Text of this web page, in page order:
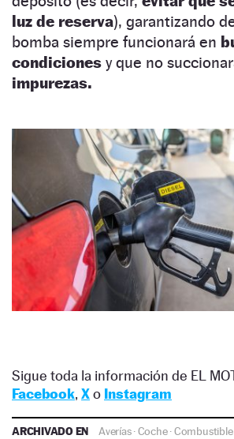
luz de reserva), garantizando
bomba siempre funcionará en
condiciones y que no
impurezas.
Sigue toda la información de EL
Facebook, Xo Instagram
ARCHIVADO EN Averías·Coche·Combustible